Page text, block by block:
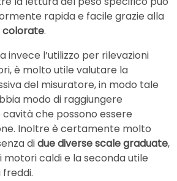
rapida e facile grazie alla
colorate.
invece l’utilizzo per rilevazioni
è molto utile valutare la
del misuratore, in modo tale
modo di raggiungere
che possono essere
Inoltre è certamente molto
didue diverse scale graduate,
motori caldi e la seconda utile